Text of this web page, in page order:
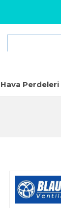
Hava Perdeleri